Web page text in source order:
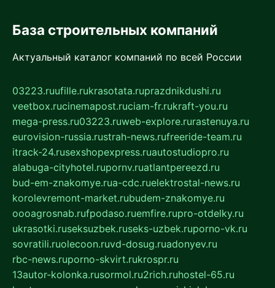
База строительных компаний
Актуальный каталог компаний по всей России
03223.ruufille.rukrasotata.ruprazdnikdushi.ru
veetbox.rucinemapost.ruciam-fr.rukraft-you.ru
mega-press.ru03223.ruweb-explore.rurastenuya.ru
eurovision-russia.rustrah-news.rufreeride-team.ru
itrack-24.rusexshopexpress.ruautostudiopro.ru
alabuga-cityhotel.rupornv.ruatlantpereezd.ru
bud-em-znakomye.rua-cdc.ruelektrostal-news.ru
korolevremont-market.rubudem-znakomye.ru
oooagrosnab.rufpodaso.ruemfire.rupro-otdelky.ru
ukrasotki.ruseksuzbek.ruseks-uzbek.ruporno-vk.ru
sovratili.ruolecoon.ruvd-dosug.ruadonyev.ru
rbc-news.ruporno-skvirt.rukrospr.ru
13autor-kolonka.rusormol.ru2rich.ruhostel-65.ru